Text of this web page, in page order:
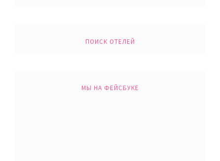
ПОИСК ОТЕЛЕЙ
МЫ НА ФЕЙСБУКЕ